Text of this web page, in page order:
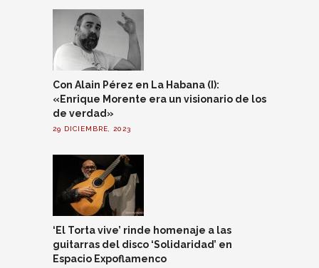
Con Alain Pérez en La Habana (I):
«Enrique Morente era un visionario de los
de verdad»
29 DICIEMBRE, 2023
‘El Torta vive’ rinde homenaje a las
guitarras del disco ‘Solidaridad’ en
Espacio Expoflamenco